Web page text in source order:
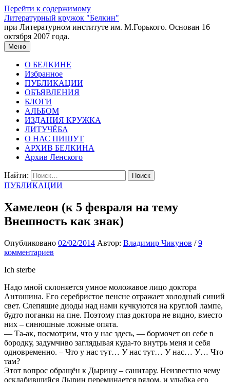
Перейти к содержимому
Литературный кружок "Белкин"
при Литературном институте им. М.Горького. Основан 16
октября 2007 года.
Меню
О БЕЛКИНЕ
Избранное
ПУБЛИКАЦИИ
ОБЪЯВЛЕНИЯ
БЛОГИ
АЛЬБОМ
ИЗДАНИЯ КРУЖКА
ЛИТУЧЁБА
О НАС ПИШУТ
АРХИВ БЕЛКИНА
Архив Ленского
Найти:
ПУБЛИКАЦИИ
Хамелеон (к 5 февраля на тему
Внешность как знак)
Опубликовано 02/02/2014 Автор: Владимир Чикунов /9
комментариев
Ich sterbe
Надо мной склоняется умное моложавое лицо доктора
Антошина. Его серебристое пенсне отражает холодный синий
свет. Слепящие диоды над нами кучкуются на круглой лампе,
будто поганки на пне. Поэтому глаз доктора не видно, вместо
них – синюшные ложные опята.
— Та-ак, посмотрим, что у нас здесь, — бормочет он себе в
бородку, задумчиво заглядывая куда-то внутрь меня и себя
одновременно. – Что у нас тут… У нас тут… У нас… У… Что
там?
Этот вопрос обращён к Дырину – санитару. Неизвестно чему
осклабившийся Дырин переминается рядом, и улыбка его